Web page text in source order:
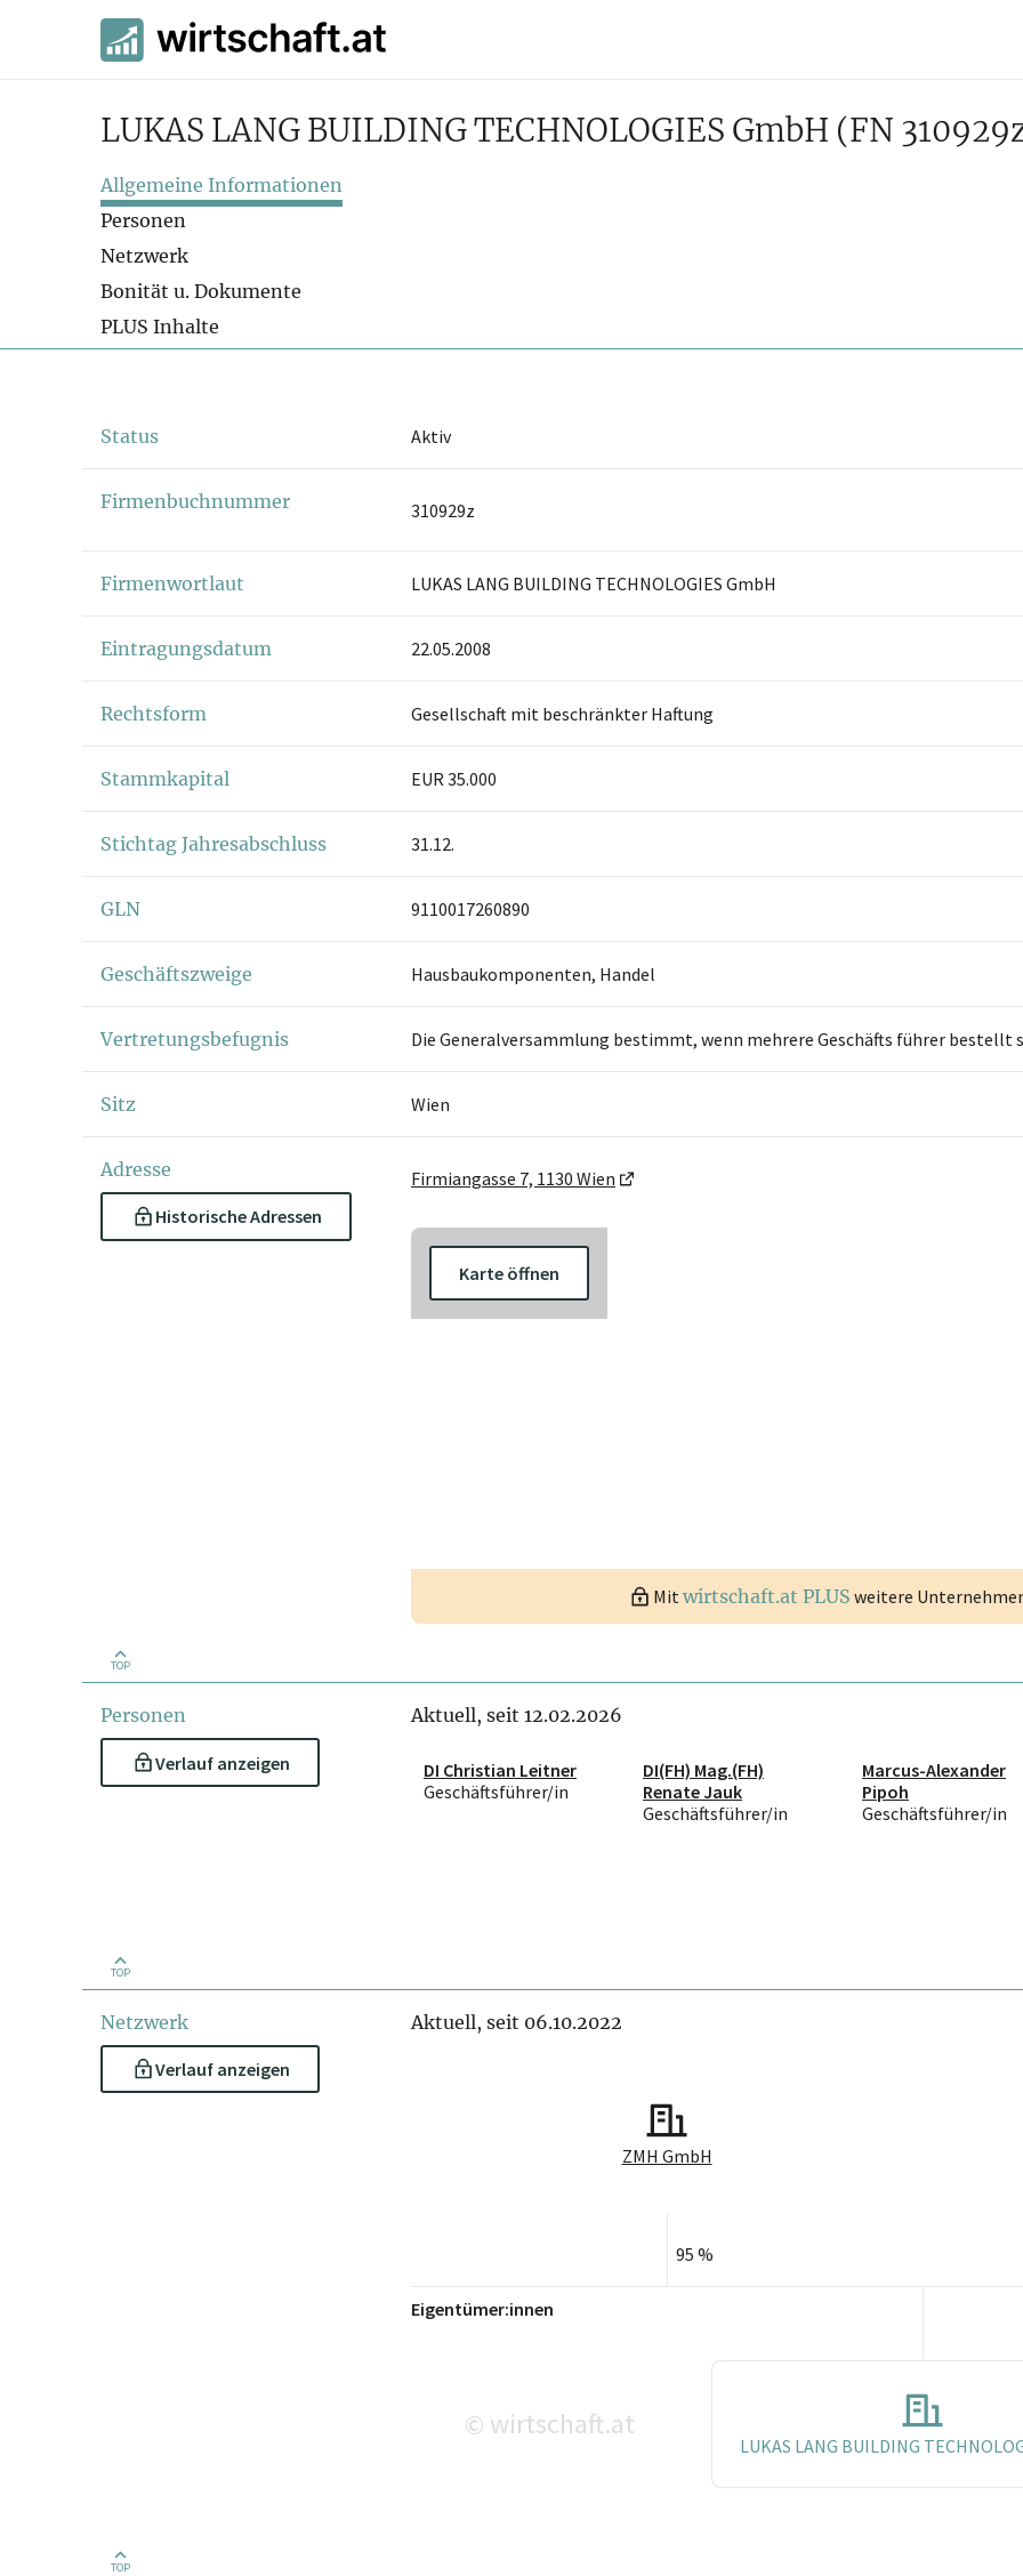
LUKAS LANG BUILDING TECHNOLOGIES GmbH (FN
Allgemeine Informationen
Personen
Netzwerk
Bonität u. Dokumente
PLUS Inhalte
Status Aktiv
Firmenbuchnummer 310929z
Firmenwortlaut LUKAS LANG BUILDING TECHNOLOGIES GmbH
Eintragungsdatum 22.05.2008
Rechtsform Gesellschaft mit beschränkter Haftung
Stammkapital EUR 35.000
Stichtag Jahresabschluss 31.12.
GLN 9110017260890
Geschäftszweige Hausbaukomponenten, Handel
Vertretungsbefugnis Die Generalversammlung bestimmt, wenn mehrere Geschäfts führer bestellt
Sitz Wien
Adresse
Historische Adressen
Firmiangasse 7, 1130 Wien
Karte öffnen
Mitwirtschaft.at PLUS weitere
TOP
Personen
Verlauf anzeigen
Aktuell, seit 12.02.2026
DI Christian Leitner
Geschäftsführer/in
DI(FH) Mag.(FH)
Renate Jauk
Geschäftsführer/in
Marcus-Alexander
Pipoh
Geschäftsführer/in
TOP
Netzwerk
Verlauf anzeigen
Aktuell, seit 06.10.2022
ZMH GmbH
95 %
Eigentümer:innen
© wirtschaft.at
LUKAS LANG BUILDING
TOP